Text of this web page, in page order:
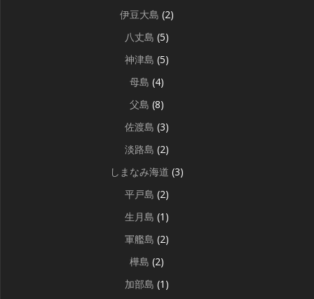
伊豆大島 (2)
八丈島 (5)
神津島 (5)
母島 (4)
父島 (8)
佐渡島 (3)
淡路島 (2)
しまなみ海道 (3)
平戸島 (2)
生月島 (1)
軍艦島 (2)
樺島 (2)
加部島 (1)